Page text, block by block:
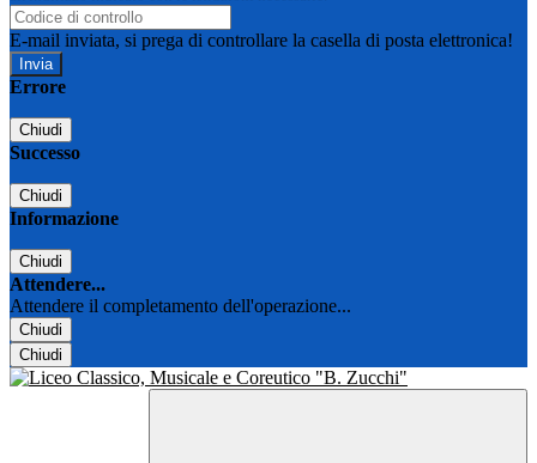
E-mail inviata, si prega di controllare la casella di posta elettronica!
Errore
Chiudi
Successo
Chiudi
Informazione
Chiudi
Attendere...
Attendere il completamento dell'operazione...
Chiudi
Chiudi